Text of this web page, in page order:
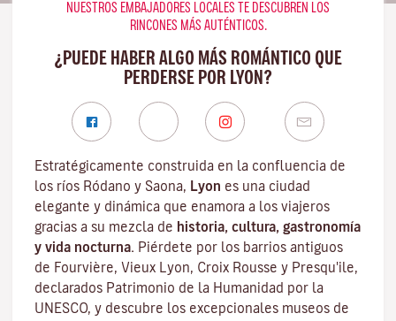
NUESTROS EMBAJADORES LOCALES TE DESCUBREN LOS
RINCONES MÁS AUTÉNTICOS.
¿PUEDE HABER ALGO MÁS ROMÁNTICO QUE
PERDERSE POR LYON?
Estratégicamente construida en la confluencia de
los ríos Ródano y Saona, Lyon es una ciudad
elegante y dinámica que enamora a los viajeros
gracias a su mezcla de historia, cultura, gastronomía
y vida nocturna. Piérdete por los barrios antiguos
de Fourvière, Vieux Lyon, Croix Rousse y Presqu'ile,
declarados Patrimonio de la Humanidad por la
UNESCO, y descubre los excepcionales museos de